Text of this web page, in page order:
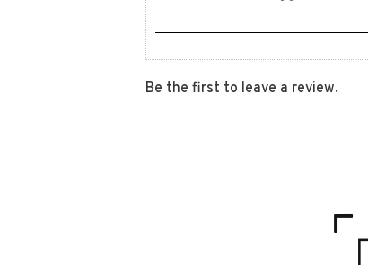
Be the first to leave a review.